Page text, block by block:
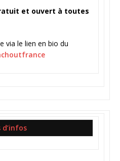
et ouvert à toutes
via le lien en bio du
d’infos